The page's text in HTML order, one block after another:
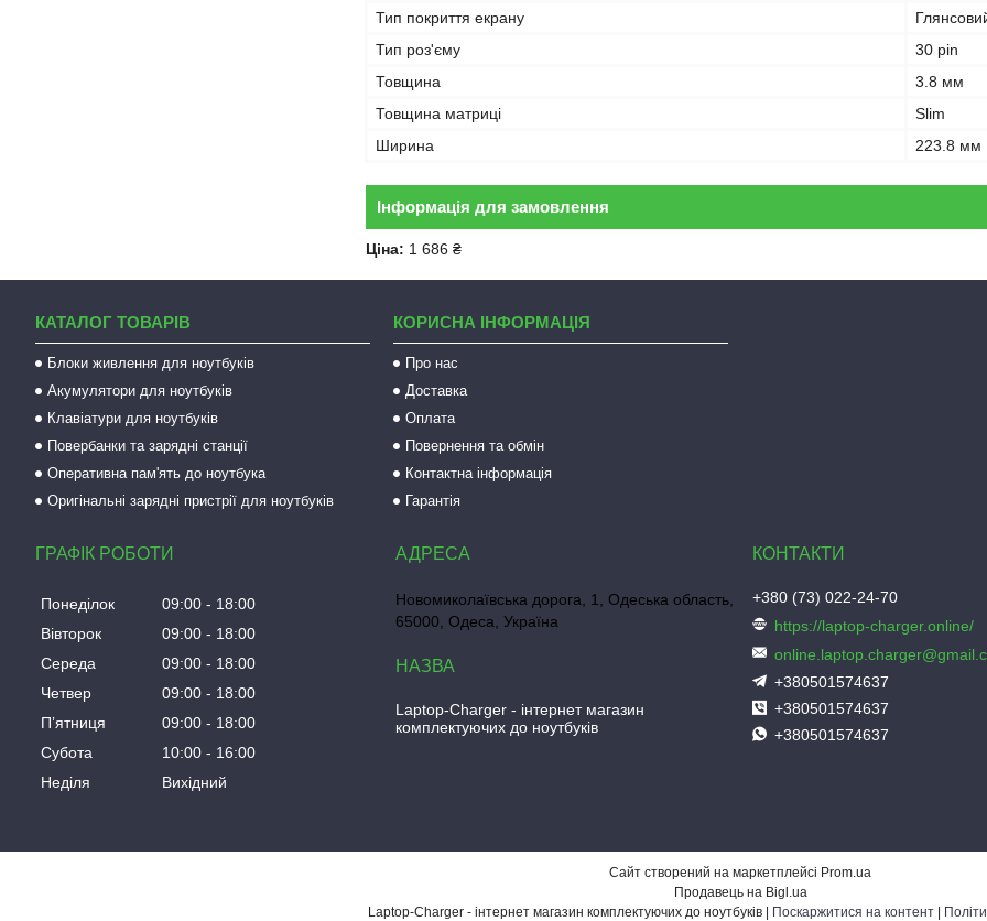
Тип покриття екрану
Тип роз'єму
30 pin
Товщина
3.8 мм
Товщина матриці
Slim
Ширина
223.8 мм
Інформація для замовлення
Ціна: 1 686 ₴
КАТАЛОГ ТОВАРІВ
Блоки живлення для ноутбуків
Акумулятори для ноутбуків
Клавіатури для ноутбуків
Повербанки та зарядні станції
Оперативна пам'ять до ноутбука
Оригінальні зарядні пристрії для ноутбуків
КОРИСНА ІНФОРМАЦІЯ
Про нас
Доставка
Оплата
Повернення та обмін
Контактна інформація
Гарантія
ГРАФІК РОБОТИ
Понеділок 09:00
18:00
Вівторок
09:00
18:00
Середа
09:00
18:00
Четвер
09:00
18:00
Пʼятниця
09:00
18:00
Субота
10:00
16:00
Неділя
Вихідний
Новомиколаївська дорога, 1, Одеська область,
65000, Одеса, Україна
Laptop-Charger - інтернет магазин
комплектуючих до ноутбуків
+380 (73) 022-24-70
https://laptop-charger.online/
+380501574637
+380501574637
+380501574637
Сайт створений на маркетплейсі Prom.ua
Продавець на Bigl.ua
Поскаржитися на контент